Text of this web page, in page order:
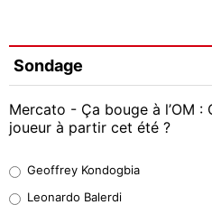
Sondage
Mercato - Ça bouge à l’OM
joueur à partir cet été ?
38%
Geoffrey Kondogbia
Leonardo Balerdi